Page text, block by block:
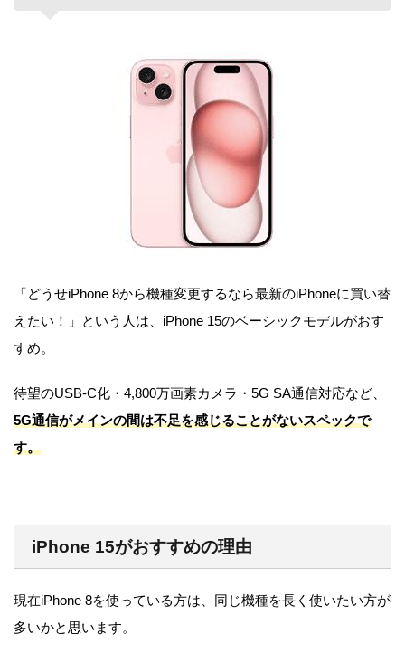
「どうせiPhone 8から機種変更するなら最新のiPhoneに買い替
えたい！」という人は、iPhone 15のベーシックモデルがおす
すめ。
待望のUSB-C化・4,800万画素カメラ・5G SA通信対応など、
5G通信がメインの間は不足を感じることがないスペックで
す。
iPhone 15がおすすめの理由
現在iPhone 8を使っている方は、同じ機種を長く使いたい方が
多いかと思います。